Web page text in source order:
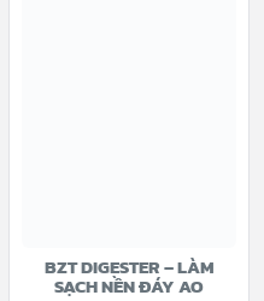
BZT DIGESTER – LÀM
SẠCH NỀN ĐÁY AO